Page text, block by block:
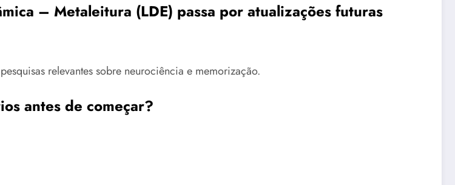
– Metaleitura (LDE) passa por atualizações futuras
relevantes sobre neurociência e memorização.
antes de começar?